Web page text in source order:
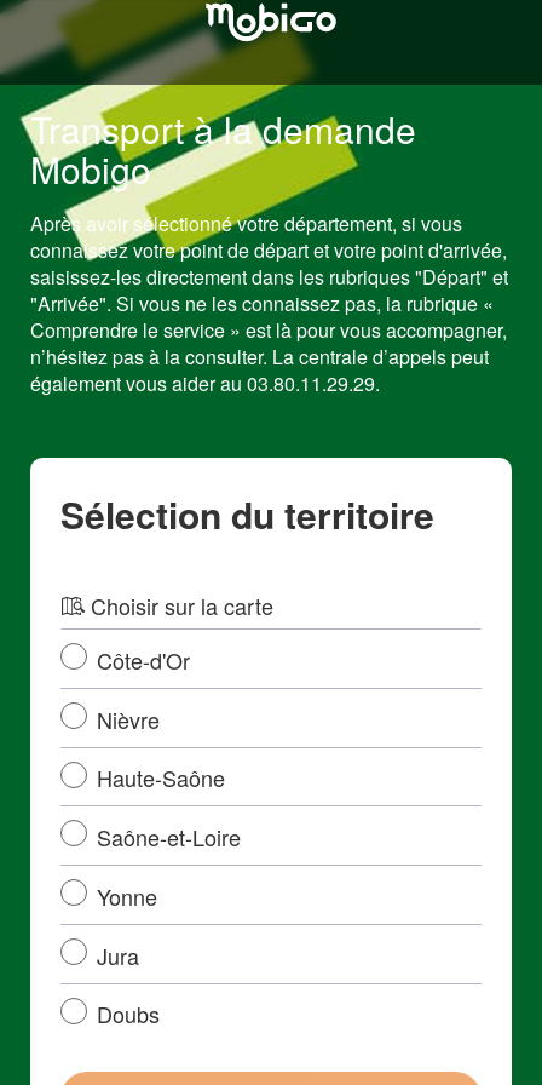
Transport à la demande
Mobigo
Après avoir sélectionné votre département, si vous
connaissez votre point de départ et votre point d'arrivée,
saisissez-les directement dans les rubriques "Départ" et
"Arrivée". Si vous ne les connaissez pas, la rubrique «
Comprendre le service » est là pour vous accompagner,
n’hésitez pas à la consulter. La centrale d’appels peut
également vous aider au 03.80.11.29.29.
Sélection du territoire
Choisir sur la carte
Côte-d'Or
Nièvre
Haute-Saône
Saône-et-Loire
Yonne
Jura
Doubs